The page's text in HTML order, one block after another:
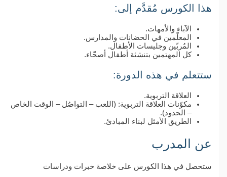
هذا الكورس مُقدَّم إلى:
الآباء والأمهات.
المعلّمين في الحضانات والمدارس.
المُربّين وجليسات الأطفال.
كل المهتمين بتنشئة أطفال أصحّاء.
ستتعلم في هذه الدورة:
العلاقة التربوية.
مكوّنات العلاقة التربوية: (اللعب – التواصُل – الوقت الخاص
– الحدود).
الطريق الأمثل لبناء المبادئ.
عن المدرب
ستحصل في هذا الكورس على خلاصة خبرات ودراسات​